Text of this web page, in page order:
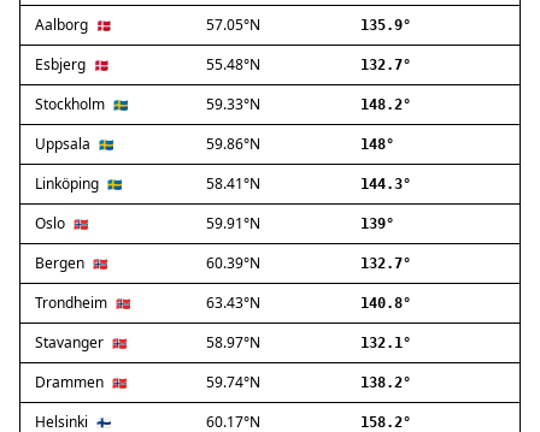
Haderslev
Albertslund
Allerød
Ballerup
Birkerød
Brøndby
Charlottenlund
Dragør
Farum
Fredensborg
Frederiksberg
Frederikssund
Frederiksværk
Gentofte
Gladsaxe
Aalborg 🇩🇰 57.05°N 135.9°
Esbjerg 🇩🇰 55.48°N 132.7°
Stockholm 🇸🇪 59.33°N 148.2°
Uppsala 🇸🇪 59.86°N 148°
Linköping 🇸🇪 58.41°N 144.3°
Oslo 🇳🇴 59.91°N 139°
Bergen 🇳🇴 60.39°N 132.7°
Trondheim 🇳🇴 63.43°N 140.8°
Stavanger 🇳🇴 58.97°N 132.1°
Drammen 🇳🇴 59.74°N 138.2°
Helsinki 🇫🇮 60.17°N 158.2°